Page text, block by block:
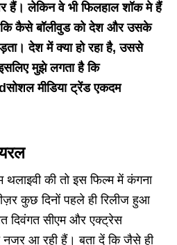
हैं। लेकिन वे भी फिलहाल शॉक मे हैं
कि कैसे बॉलीवुड को देश और उसके
देश में क्या हो रहा है,उससे
मुझे लगता है कि
सोशल मीडिया ट्रेंड एकदम
थलाइवी की तो इस फिल्म में कंगना
कुछ दिनों पहले ही रिलीज हुआ
दिवंगत सीएम और एक्ट्रेस
नजर आ रही हैं। बता दें कि जैसे ही